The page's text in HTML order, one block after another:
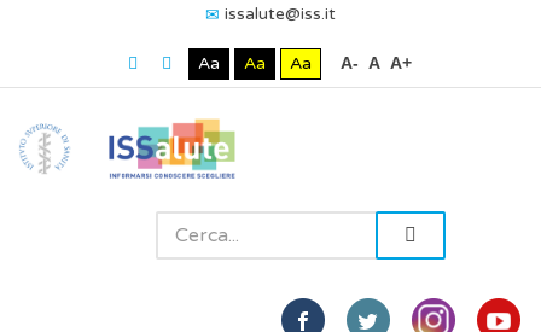
issalute@iss.it
Aa Aa Aa A- A A+